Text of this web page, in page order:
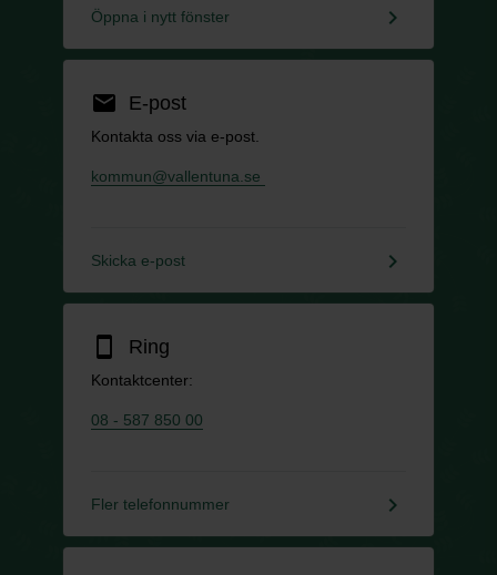
Öppna i nytt fönster keyboard_arrow_right
email E-post
Kontakta oss via e-post.
kommun@vallentuna.se
Skicka e-post keyboard_arrow_right
smartphone Ring
Kontaktcenter:
08 - 587 850 00
Fler telefonnummer keyboard_arrow_right